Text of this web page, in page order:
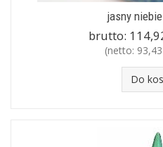
jasny
brutto:
(netto:
Do